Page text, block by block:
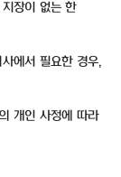
장이 없는 한
에서 필요한 경우,
개인 사정에 따라